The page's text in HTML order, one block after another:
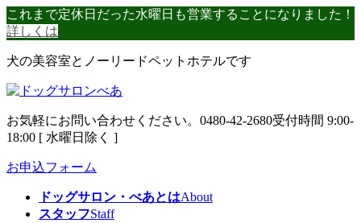
コ
ン
ン
ツ
へ
ス
キ
プ
ナ
ビ
ー
シ
ョ
ン
に
動
これまで定休日だった水曜日も営業することになりました！
詳しくは
犬の美容室とノーリードペットホテルです
お気軽にお問い合わせください。 0480-42-2680受付時間 9:00-
18:00 [ 水曜日除く ]
お申込フォーム
ドッグサロン・べあとはAbout
スタッフStaff